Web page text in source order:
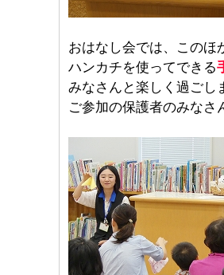
おはなし会では、このほ
ハンカチを使ってできる
みなさんと楽しく過ごし
ご参加の保護者のみなさ